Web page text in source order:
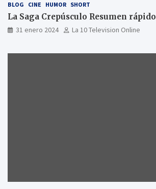
BLOG CINE HUMOR SHORT
La Saga Crepúsculo Resumen rápido
31 enero 2024 La 10 Television Online